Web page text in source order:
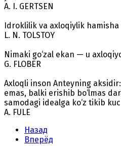
A. I. GERTSEN
Idroklilik va axloqiylik
L. N. TOLSTOY
Nimaki go‘zal ekan — u
G. FLOBER
Axloqli inson Anteyning
emas, balki erishib bo‘lmas
samodagi idealga ko‘z tikib
A. FULE
Назад
Вперёд